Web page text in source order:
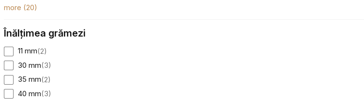
more (20)
Înălțimea grămezi
11 mm(2)
30 mm(3)
35 mm(2)
40 mm(3)